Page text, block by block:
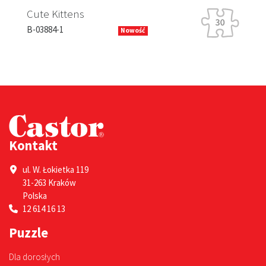
Nowość
Rabbit Racing
B-13630-1
Kontakt
ul. W. Łokietka 119
31-263 Kraków
Polska
12 614 16 13
Puzzle
Dla dorosłych